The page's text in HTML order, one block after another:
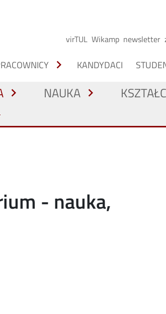
virTUL Wikamp newsletter
chevron_right KANDYDACI
chevron_right NAUKA chevron_right
- nauka,